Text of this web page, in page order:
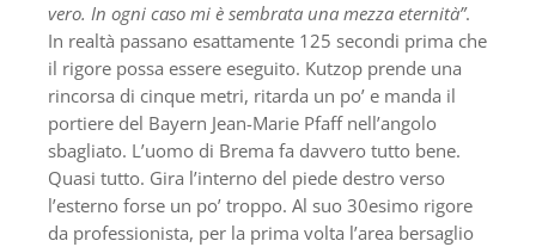
vero. In ogni caso mi è sembrata una mezza eternità”.
In realtà passano esattamente 125 secondi prima che
il rigore possa essere eseguito. Kutzop prende una
rincorsa di cinque metri, ritarda un po’ e manda il
portiere del Bayern Jean-Marie Pfaff nell’angolo
sbagliato. L’uomo di Brema fa davvero tutto bene.
Quasi tutto. Gira l’interno del piede destro verso
l’esterno forse un po’ troppo. Al suo 30esimo rigore
da professionista, per la prima volta l’area bersaglio